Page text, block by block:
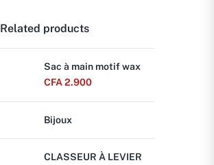
Related products
Sac à main motif wax
CFA2.900
Bijoux
CLASSEUR À LEVIER